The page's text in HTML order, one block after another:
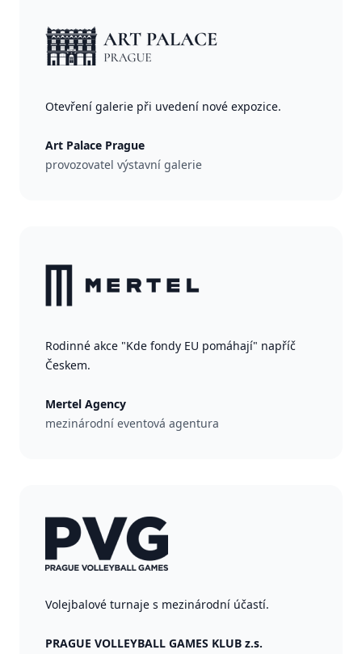
Otevření galerie při uvedení nové expozice.
Art Palace Prague
provozovatel výstavní galerie
Rodinné akce "Kde fondy EU pomáhají" napříč
Českem.
Mertel Agency
mezinárodní eventová agentura
Volejbalové turnaje s mezinárodní účastí.
PRAGUE VOLLEYBALL GAMES KLUB z.s.